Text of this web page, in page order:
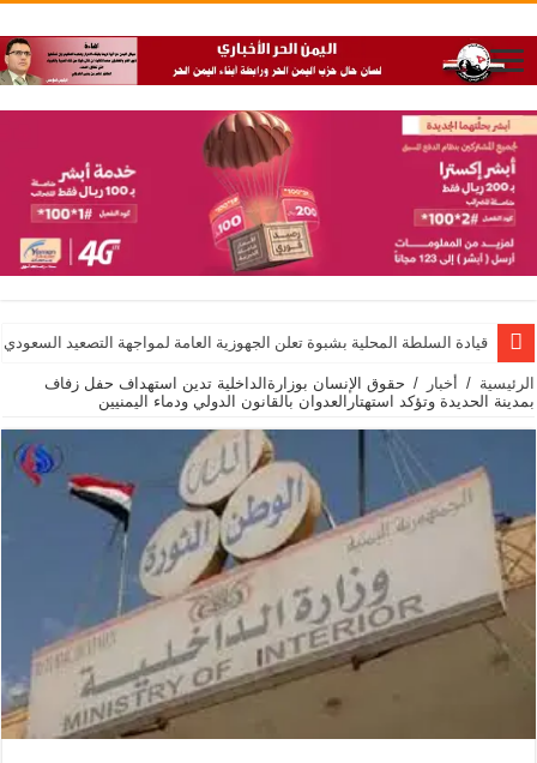
قيادة السلطة المحلية بشبوة تعلن الجهوزية العامة لمواجهة التصعيد السعودي
الرئيسية / أخبار / حقوق الإنسان بوزارةالداخلية تدين استهداف حفل زفاف
بمدينة الحديدة وتؤكد استهتارالعدوان بالقانون الدولي ودماء اليمنيين